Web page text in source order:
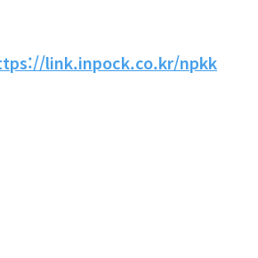
link.inpock.co.kr/npkk